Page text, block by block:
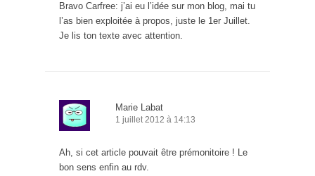
Bravo Carfree: j’ai eu l’idée sur mon blog, mai tu
l’as bien exploitée à propos, juste le 1er Juillet.
Je lis ton texte avec attention.
Marie Labat
1 juillet 2012 à 14:13
Ah, si cet article pouvait être prémonitoire ! Le
bon sens enfin au rdv.